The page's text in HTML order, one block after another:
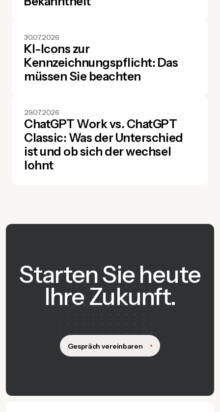
30.07.2026
KI-Icons zur
Kennzeichnungspflicht: Das
müssen Sie beachten
29.07.2026
ChatGPT Work vs. ChatGPT
Classic: Was der Unterschied
ist und ob sich der wechsel
lohnt
Starten Sie heute
Ihre Zukunft.
Gespräch vereinbaren